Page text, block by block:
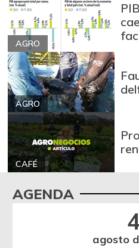
AGRO
AGRO
CAFÉ
AGENDA
agosto